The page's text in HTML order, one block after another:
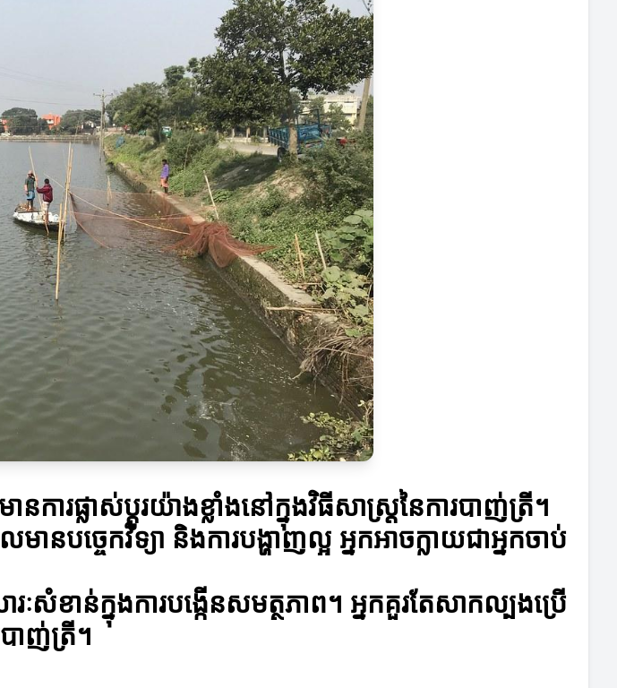
ការផ្លាស់ប្តូរយ៉ាងខ្លាំងនៅក្នុងវិធីសាស្ត្រនៃការបាញ់ត្រី។
ច្ចេកវិទ្យា និងការបង្ហាញល្អ អ្នកអាចក្លាយជាអ្នកចាប់
ខាន់ក្នុងការបង្កើនសមត្ថភាព។ អ្នកគួរតែសាកល្បងប្រើ
ាញ់ត្រី។